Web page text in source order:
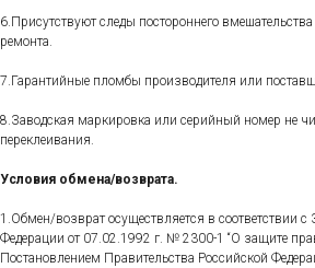
6.Присутствуют следы постороннего
ремонта.
7.Гарантийные пломбы производителя или
8.Заводская маркировка или серийный номер не
переклеивания.
Условия обмена/возврата.
1.Обмен/возврат осуществляется в соответствии с
Федерации от 07.02.1992 г. № 2300-1 “О защите прав
Постановлением Правительства Российской